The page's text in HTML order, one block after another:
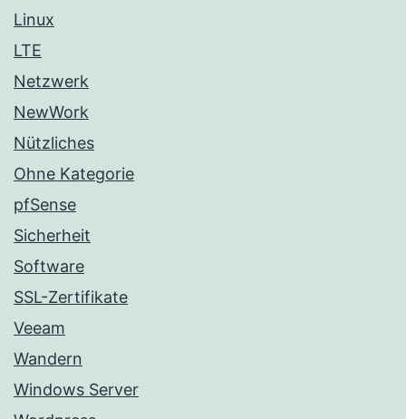
Linux
LTE
Netzwerk
NewWork
Nützliches
Ohne Kategorie
pfSense
Sicherheit
Software
SSL-Zertifikate
Veeam
Wandern
Windows Server